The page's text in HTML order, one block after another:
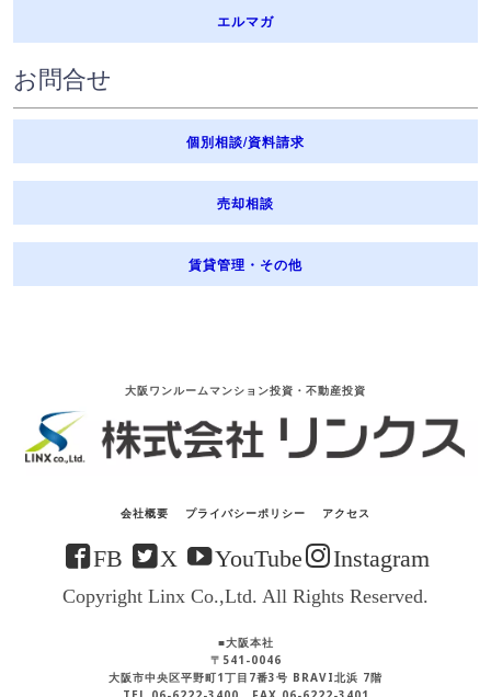
エルマガ
お問合せ
個別相談/資料請求
売却相談
賃貸管理・その他
大阪ワンルームマンション投資・不動産投資
会社概要 プライバシーポリシー アクセス
FB X YouTube Instagram
Copyright Linx Co.,Ltd. All Rights Reserved.
■大阪本社
〒541-0046
大阪市中央区平野町1丁目7番3号 BRAVI北浜 7階